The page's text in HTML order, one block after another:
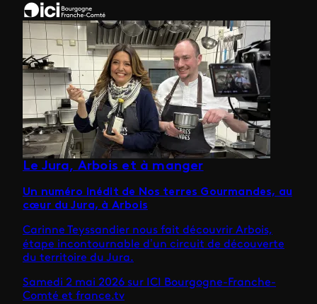
Le Jura, Arbois et à manger
Un numéro inédit de Nos terres Gourmandes, au
cœur du Jura, à Arbois
Carinne Teyssandier nous fait découvrir Arbois,
étape incontournable d’un circuit de découverte
du territoire du Jura.
Samedi 2 mai 2026 sur ICI Bourgogne-Franche-
Comté et france.tv